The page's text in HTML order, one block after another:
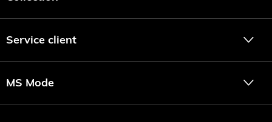
Service client
MS Mode